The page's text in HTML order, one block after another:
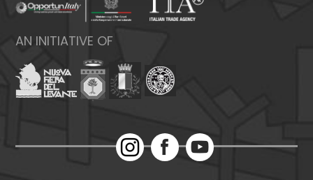
AN INITIATIVE OF